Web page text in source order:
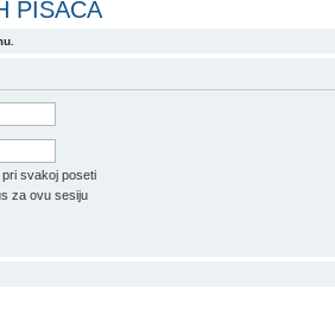
PISACA
svakoj poseti
za ovu sesiju